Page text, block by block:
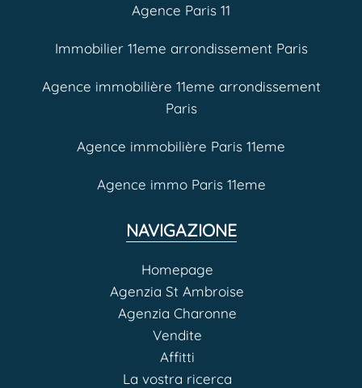
Agence Paris 11
Immobilier 11eme arrondissement Paris
Agence immobilière 11eme arrondissement
Paris
Agence immobilière Paris 11eme
Agence immo Paris 11eme
NAVIGAZIONE
Homepage
Agenzia St Ambroise
Agenzia Charonne
Vendite
Affitti
La vostra ricerca